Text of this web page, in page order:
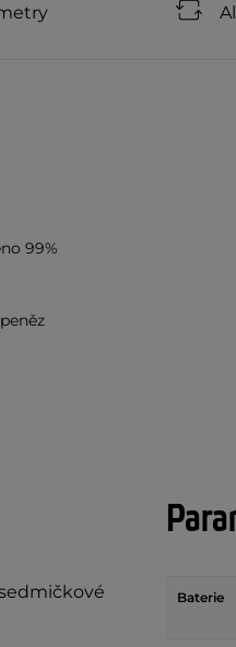
99%
Baterie